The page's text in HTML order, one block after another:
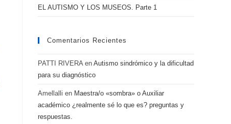
EL AUTISMO Y LOS MUSEOS. Parte 1
Comentarios Recientes
PATTI RIVERAen Autismo sindrómico y la dificultad
para su diagnóstico
Amellalli en Maestra/o «sombra» o Auxiliar
académico ¿realmente sé lo que es? preguntas y
respuestas.